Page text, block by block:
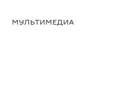
МУЛЬТИМЕДИА